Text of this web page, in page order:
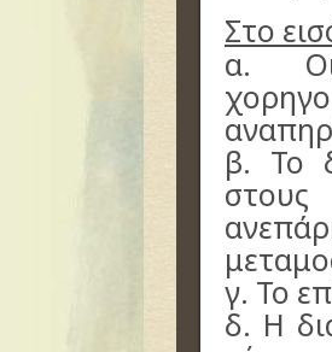
Στο
α. Οι
β. Το
γ. Το
δ. Η